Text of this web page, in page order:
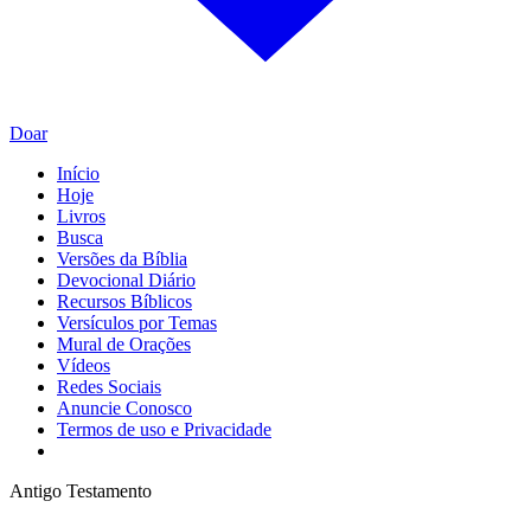
Doar
Início
Hoje
Livros
Busca
Versões da Bíblia
Devocional Diário
Recursos Bíblicos
Versículos por Temas
Mural de Orações
Vídeos
Redes Sociais
Anuncie Conosco
Termos de uso e Privacidade
Antigo Testamento